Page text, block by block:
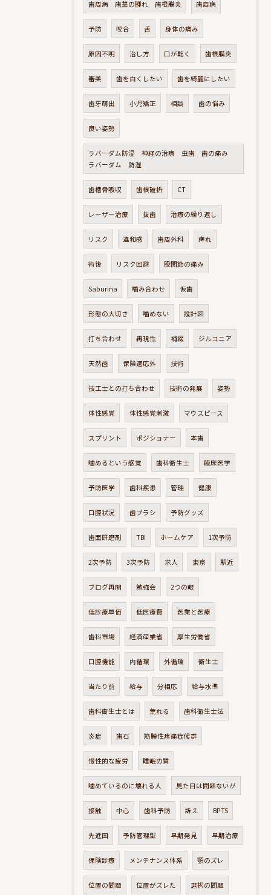
歯周病 歯茎の腫れ 歯根膜炎 歯周病
予防 咬合 舌 身体の痛み
原因不明 治し方 口が乾く 歯根膜炎
審美 歯を白くしたい 歯を綺麗にしたい
歯牙萌出 小児矯正 相談 歯の悩み
良い姿勢
ラバーダム防湿 神経の治療 虫歯 歯の痛み
ラバーダム 防湿
歯槽骨吸収 歯根破折 CT
レーザー治療 抜歯 治療の繰り返し
リスク 違和感 歯周外科 痺れ
術後 リスク回避 股関節の痛み
Saburina 噛み合わせ 仮歯
形態の大切さ 噛めない 設計図
打ち合わせ 再現性 補綴 ジルコニア
天然歯 保険適応外 技術
技工士との打ち合わせ 技術の発展 姿勢
体性感覚 体性感覚刺激 マウスピース
スプリント ポジショナー 本歯
噛めるという感覚 歯科衛生士 臨床医学
予防医学 歯科疾患 管理 健康
口腔状況 歯ブラシ 予防グッズ
歯面研磨剤 TBI ホームケア 1次予防
2次予防 3次予防 求人 東京 駅近
ブログ再開 勉強会 2つの眼
低診療単価 低医療費 医業と医療
歯科市場 経済産業省 厚生労働省
口腔機能 内循環 外循環 衛生士
当たり前 給与 分相応 給与水準
歯科衛生士とは 荒れる 歯科衛生士法
炎症 歯石 筋膜性疼痛症候群
慢性的な疲労 睡眠の質
噛めているのに壊れる人 見た目は問題ないが
接触 中心 歯科予防 訴え BPTS
先進国 予防管理型 早期発見 早期治療
保険診療 メンテナンス体系 顎のズレ
位置の問題 位置がズレた 選択の問題